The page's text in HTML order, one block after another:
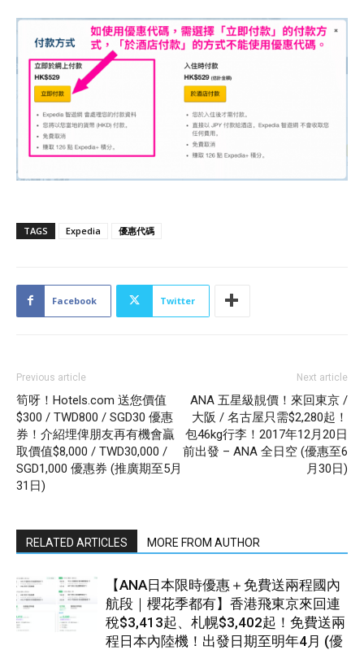
TAGS Expedia 優惠代碼
Facebook Twitter
Previous article
筍呀！Hotels.com 送您價值
$300 / TWD800 / SGD30 優惠
券！介紹埋俾朋友再有機會贏
取價值$8,000 / TWD30,000 /
SGD1,000 優惠券 (推廣期至5月
31日)
Next article
ANA 五星級靚價！來回東京 /
大阪 / 名古屋只需$2,280起！
包46kg行李！2017年12月20日
前出發 – ANA 全日空 (優惠至6
月30日)
RELATED ARTICLES MORE FROM AUTHOR
【ANA日本限時優惠＋免費送兩程國內
航段｜櫻花季都有】香港飛東京來回連
稅$3,413起、札幌$3,402起！免費送兩
程日本內陸機！出發日期至明年4月 (優